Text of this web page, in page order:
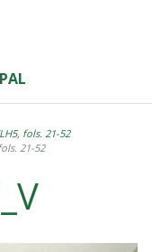
fols. 21-52
21-52